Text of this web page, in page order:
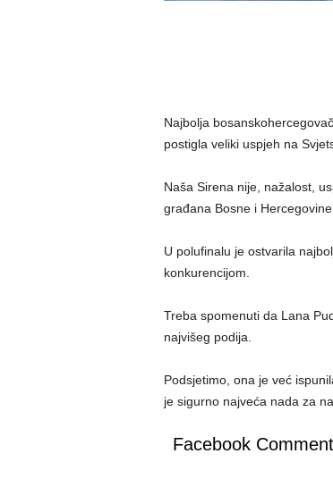
Najbolja
postigla veliki uspjeh na
Naša Sirena nije, nažalost,
građana Bosne i
U polufinalu je ostvarila
konkurencijom.
Treba spomenuti da Lana
najvišeg podija.
Podsjetimo, ona je već
je sigurno najveća nada za
Facebook